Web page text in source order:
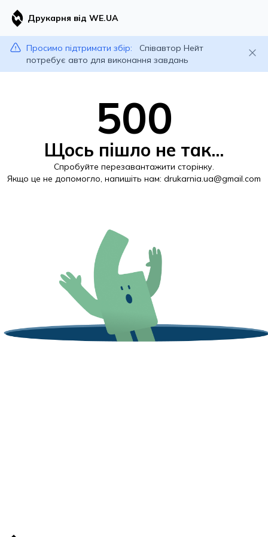
Друкарня від WE.UA
Просимо підтримати збір:
Співавтор Нейт
потребує авто для виконання завдань
500
Щось пішло не так...
Спробуйте перезавантажити сторінку.
Якщо це не допомогло, напишіть нам: drukarnia.ua@gmail.com